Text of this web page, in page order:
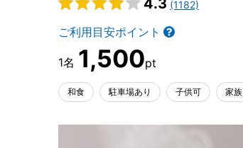
4.3 (1182)
ご利用目安ポイント
1,500
和食 駐車場あり 子供可 家族